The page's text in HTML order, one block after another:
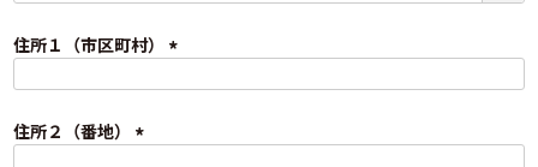
須
)
住所１（市区町村）
)
住所２（番地）